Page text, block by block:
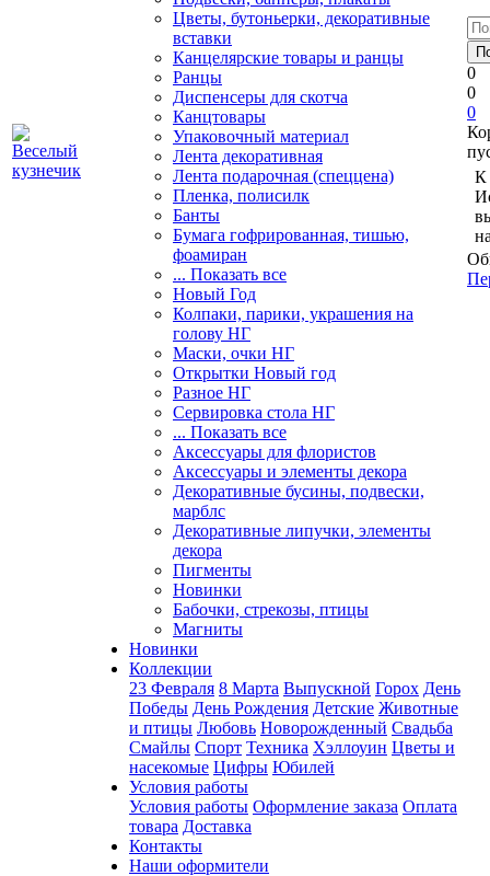
Цветы, бутоньерки, декоративные
вставки
Канцелярские товары и ранцы
Ранцы
Диспенсеры для скотча
Канцтовары
Упаковочный материал
Лента декоративная
Лента подарочная (спеццена)
Пленка, полисилк
Банты
Бумага гофрированная, тишью,
фоамиран
... Показать все
Новый Год
Колпаки, парики, украшения на
голову НГ
Маски, очки НГ
Открытки Новый год
Разное НГ
Сервировка стола НГ
... Показать все
Аксессуары для флористов
Аксессуары и элементы декора
Декоративные бусины, подвески,
марблс
Декоративные липучки, элементы
декора
Пигменты
Новинки
Бабочки, стрекозы, птицы
Магниты
Новинки
Коллекции
23 Февраля 8 Марта Выпускной Горох День
Победы День Рождения Детские Животные
и птицы Любовь Новорожденный Свадьба
Смайлы Спорт Техника Хэллоуин Цветы и
насекомые Цифры Юбилей
Условия работы
Условия работы Оформление заказа Оплата
товара Доставка
Контакты
Наши оформители
0
0
0
К